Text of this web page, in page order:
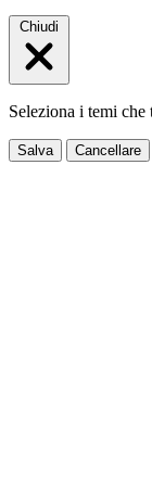
Chiudi
Seleziona i temi che
Salva Cancellare